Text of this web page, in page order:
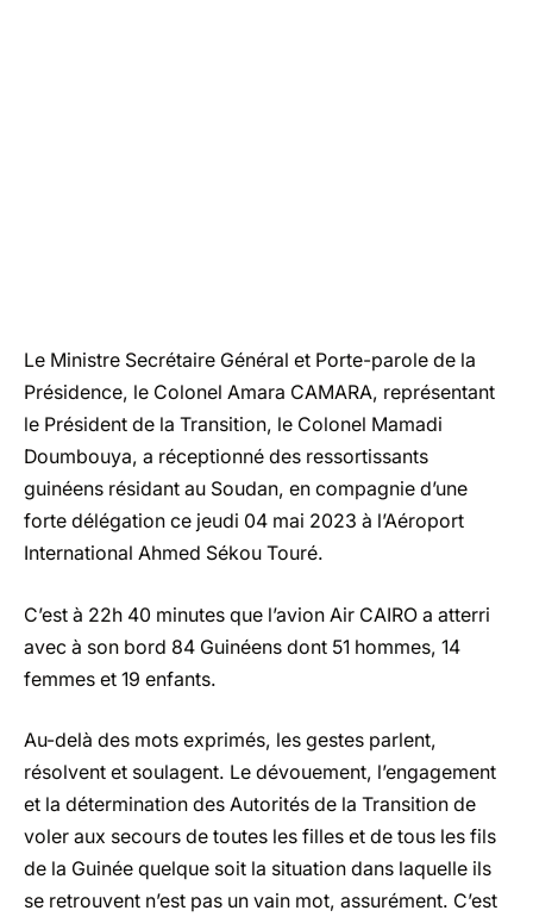
Le Ministre Secrétaire Général et Porte-parole de la
Présidence, le Colonel Amara CAMARA, représentant
le Président de la Transition, le Colonel Mamadi
Doumbouya, a réceptionné des ressortissants
guinéens résidant au Soudan, en compagnie d’une
forte délégation ce jeudi 04 mai 2023 à l’Aéroport
International Ahmed Sékou Touré.
C’est à 22h 40 minutes que l’avion Air CAIRO a atterri
avec à son bord 84 Guinéens dont 51 hommes, 14
femmes et 19 enfants.
Au-delà des mots exprimés, les gestes parlent,
résolvent et soulagent. Le dévouement, l’engagement
et la détermination des Autorités de la Transition de
voler aux secours de toutes les filles et de tous les fils
de la Guinée quelque soit la situation dans laquelle ils
se retrouvent n’est pas un vain mot, assurément. C’est